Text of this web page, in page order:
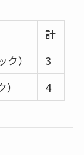
計
）
3
4